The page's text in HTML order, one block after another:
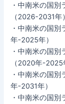
・中南米の国
（2026-2031年）
・中南米の国
年-2025年）
・中南米の国
（2020年-2025
・中南米の国
年-2031年）
・中南米の国